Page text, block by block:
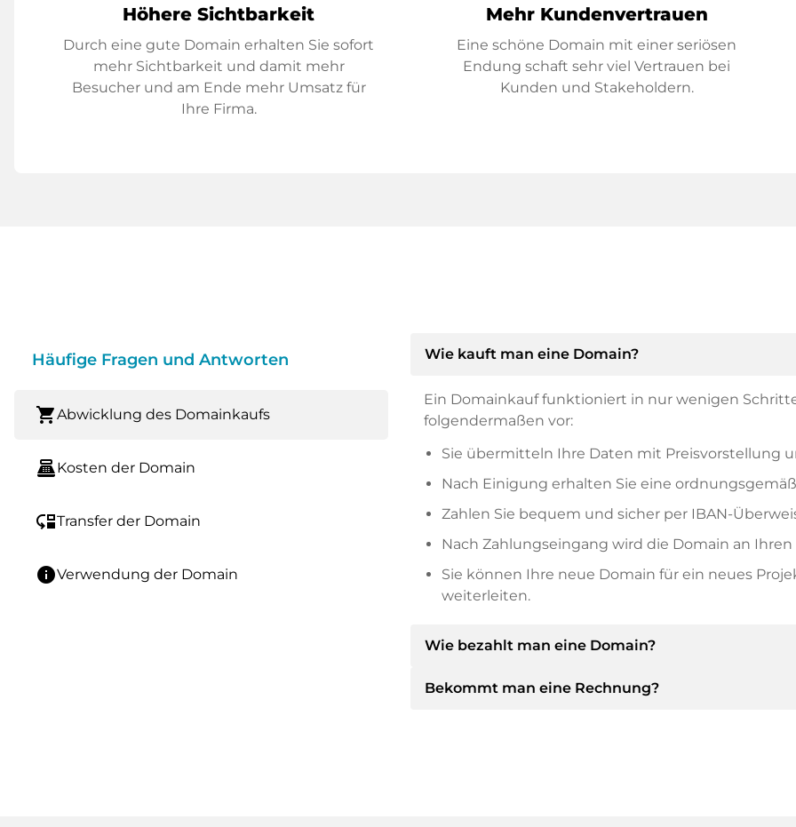
Höhere Sichtbarkeit
Durch eine gute Domain erhalten Sie sofort
mehr Sichtbarkeit und damit mehr
Besucher und am Ende mehr Umsatz für
Ihre Firma.
Mehr Kundenvertrauen
Eine schöne Domain mit einer seriösen
Endung schaft sehr viel Vertrauen bei
Kunden und Stakeholdern.
Häufige Fragen und Antworten
shopping_cartAbwicklung des Domainkaufs
point_of_saleKosten der Domain
move_downTransfer der Domain
infoVerwendung der Domain
Wie kauft man eine Domain?
Ein Domainkauf funktioniert in nur wenigen
folgendermaßen vor:
Sie übermitteln Ihre Daten mit Preisvorstellung
Nach Einigung erhalten Sie eine
Zahlen Sie bequem und sicher per IBAN-
Nach Zahlungseingang wird die Domain an
Sie können Ihre neue Domain für ein neues
weiterleiten.
Wie bezahlt man eine Domain?
Nach einer Einigung wird der Inhaber Ihnen die
Bekommt man eine Rechnung?